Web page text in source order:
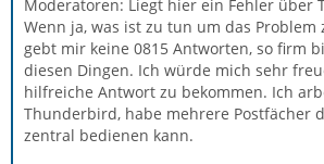
Moderatoren: Liegt hier ein Fehler über
Wenn ja, was ist zu tun um das Problem
gebt mir keine 0815 Antworten, so firm
diesen Dingen. Ich würde mich sehr
hilfreiche Antwort zu bekommen. Ich
Thunderbird, habe mehrere Postfächer
zentral bedienen kann.